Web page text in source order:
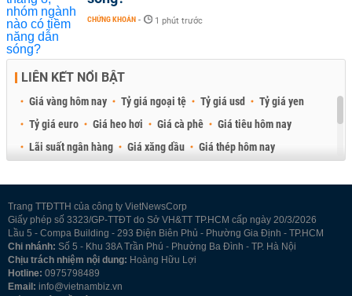
CHỨNG KHOÁN - 1 phút trước
LIÊN KẾT NỔI BẬT
Giá vàng hôm nay Tỷ giá ngoại tệ Tỷ giá usd
Tỷ giá yen
Tỷ giá euro
Giá heo hơi Giá cà phê
Giá tiêu hôm nay
Lãi suất ngân hàng
Giá xăng dầu
Giá thép hôm nay
Trang TTĐTTH của công ty VietNewsCorp
Giấy phép số 3323/GP-TTĐT do Sở VH&TT TP.HCM cấp ngày 20/3/2026
Lầu 5 - Compa Building - 293 Điện Biên Phủ - Phường Gia Định - TP.HCM
Chi nhánh: Số 5 - Khu 38A Trần Phú - Phường Ba Đình - TP. Hà Nội
Chịu trách nhiệm nội dung: Hoàng Hữu Lợi
Hotline: 0975798489
Email: info@vietnambiz.vn